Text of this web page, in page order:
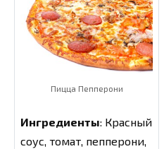
Пицца Пепперони
Ингредиенты: Красный
соус, томат, пепперони,